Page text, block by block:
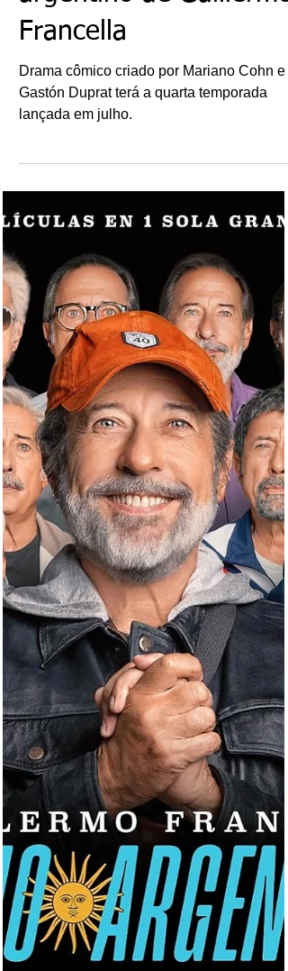
Ricardo Bonacorci
9 de fev.
Zelador – O seriado
argentino de Guillermo
Francella
Drama cômico criado por Mariano Cohn e
Gastón Duprat terá a quarta temporada
lançada em julho.